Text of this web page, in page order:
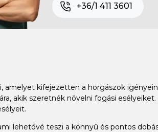
+36/1 411 3601
amelyet kifejezetten a horgászok
akik szeretnék növelni fogási
lehetővé teszi a könnyű és pontos